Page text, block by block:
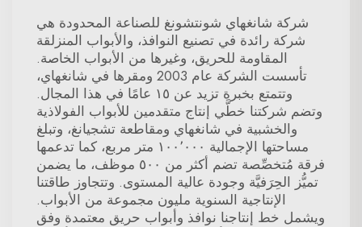
شركة شانغهاي شونتشونغ للصناعة المحدودة هي
شركة رائدة في تصنيع النوافذ، والأبواب المنزلقة
المقاومة للحريق، وغيرها من الأبواب الخاصة.
تأسست الشركة عام 2003 ومقرها في شانغهاي،
وتتمتع بخبرة تزيد عن ١٥ عامًا في هذا المجال.
وتضم شركتنا خطَّي إنتاج متقدمين للأبواب الفولاذية
والخشبية في شانغهاي ومقاطعة تشجيانغ، وتبلغ
مساحتها الإجمالية ١٠٠٬٠٠٠ متر مربع، كما تدعمها
فرقة مُتخصِّصة تضم أكثر من ٥٠٠ موظف، ما يضمن
تميُّز الحِرَفيَّة وجودة عالية المستوى. وتتجاوز طاقتنا
الإنتاجية السنوية مليون مجموعة من الأبواب.
ويشمل خط إنتاجنا نوافذ وأبواب حريق معتمدة وفق